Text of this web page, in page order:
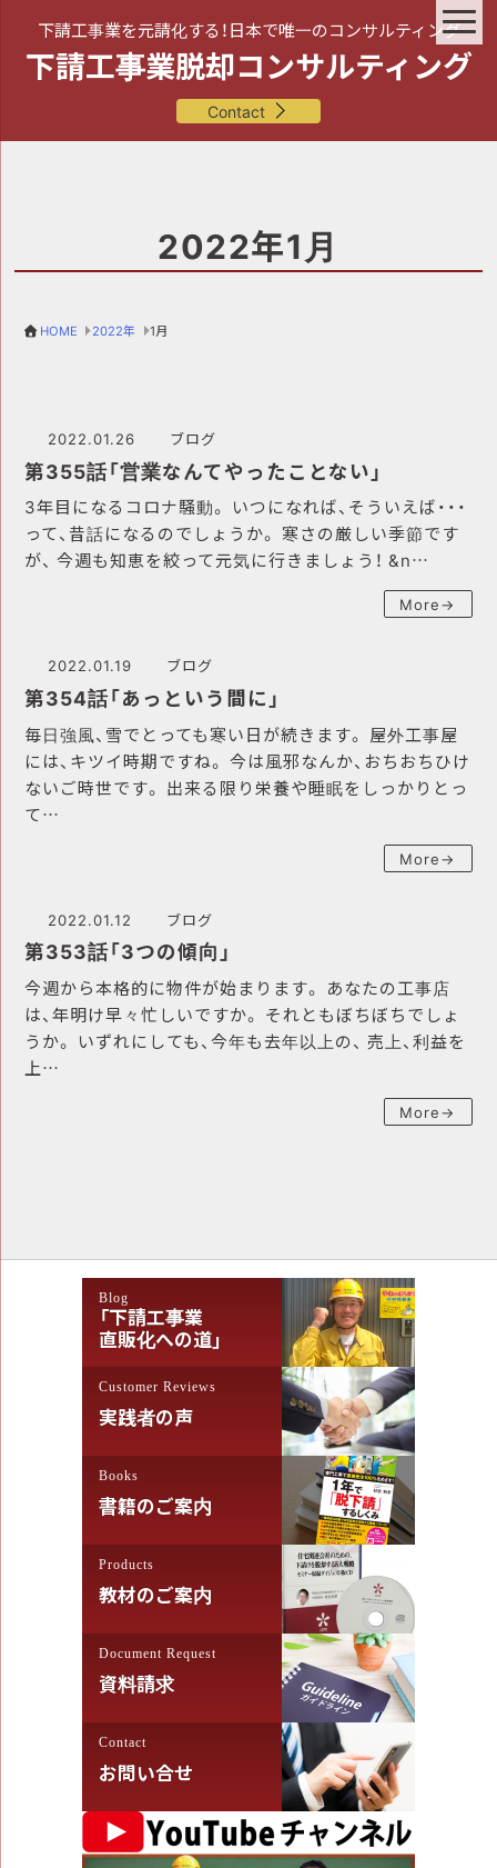
下請工事業を元請化する！日本で唯一のコンサルティング
下請工事業脱却コンサルティング
Contact
2022年1月
HOME 2022年 1月
2022.01.26 ブログ
第355話「営業なんてやったことない」
3年目になるコロナ騒動。 いつになれば、そういえば・・・
って、昔話になるのでしょうか。 寒さの厳しい季節です
が、 今週も知恵を絞って元気に行きましょう！ &n…
More→
2022.01.19 ブログ
第354話「あっという間に」
毎日強風、雪でとっても寒い日が続きます。 屋外工事屋
には、キツイ時期ですね。 今は風邪なんか、おちおちひけ
ないご時世です。 出来る限り栄養や睡眠をしっかりとっ
て…
More→
2022.01.12 ブログ
第353話「3つの傾向」
今週から本格的に物件が始まります。 あなたの工事店
は、年明け早々忙しいですか。 それともぼちぼちでしょ
うか。 いずれにしても、今年も去年以上の、 売上、利益を
上…
More→
Blog
「下請工事業
直販化への道」
Customer Reviews
実践者の声
Books
書籍のご案内
Products
教材のご案内
Document Request
資料請求
Contact
お問い合せ